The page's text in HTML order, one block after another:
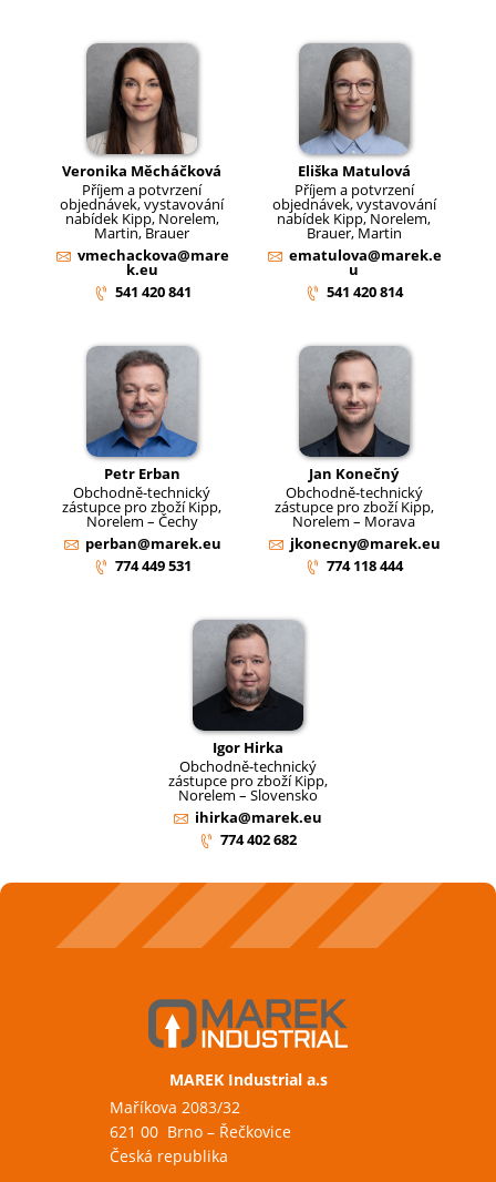
Veronika Měcháčková
Příjem a potvrzení
objednávek, vystavování
nabídek Kipp, Norelem,
Martin, Brauer
vmechackova@mare
k.eu
541 420 841
Eliška Matulová
Příjem a potvrzení
objednávek, vystavování
nabídek Kipp, Norelem,
Brauer, Martin
ematulova@marek.e
u
541 420 814
Petr Erban
Obchodně-technický
zástupce pro zboží Kipp,
Norelem – Čechy
perban@marek.eu
774 449 531
Jan Konečný
Obchodně-technický
zástupce pro zboží Kipp,
Norelem – Morava
jkonecny@marek.eu
774 118 444
Igor Hirka
Obchodně-technický
zástupce pro zboží Kipp,
Norelem – Slovensko
ihirka@marek.eu
774 402 682
MAREK Industrial a.s
Maříkova 2083/32
621 00 Brno – Řečkovice
Česká republika